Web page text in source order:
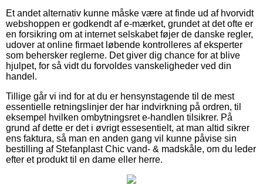
Et andet alternativ kunne måske være at finde ud af hvorvidt
webshoppen er godkendt af e-mærket, grundet at det ofte er
en forsikring om at internet selskabet føjer de danske regler,
udover at online firmaet løbende kontrolleres af eksperter
som behersker reglerne. Det giver dig chance for at blive
hjulpet, for så vidt du forvoldes vanskeligheder ved din
handel.
Tillige går vi ind for at du er hensynstagende til de mest
essentielle retningslinjer der har indvirkning på ordren, til
eksempel hvilken ombytningsret e-handlen tilsikrer. På
grund af dette er det i øvrigt essesentielt, at man altid sikrer
ens faktura, så man en anden gang vil kunne påvise sin
bestilling af Stefanplast Chic vand- & madskåle, om du leder
efter et produkt til en dame eller herre.